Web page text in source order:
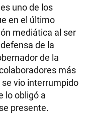
uno de los
en el último
mediática al ser
de la
de la
más
vio interrumpido
lo obligó a
presente.